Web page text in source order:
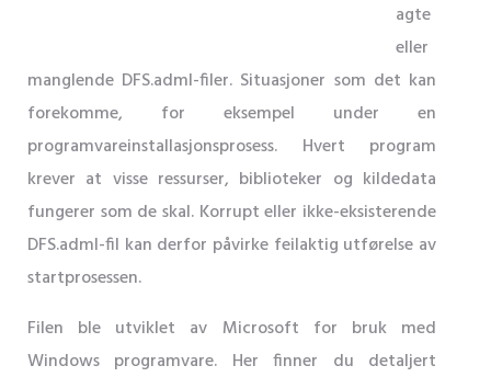
agte
eller
manglende DFS.adml-filer. Situasjoner som det kan
forekomme, for eksempel under en
programvareinstallasjonsprosess. Hvert program
krever at visse ressurser, biblioteker og kildedata
fungerer som de skal. Korrupt eller ikke-eksisterende
DFS.adml-fil kan derfor påvirke feilaktig utførelse av
startprosessen.
Filen ble utviklet av Microsoft for bruk med
Windows programvare. Her finner du detaljert